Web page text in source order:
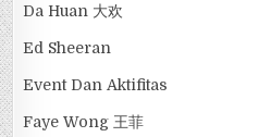
Da Huan 大欢
Ed Sheeran
Event Dan Aktifitas
Faye Wong 王菲